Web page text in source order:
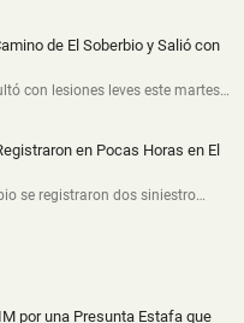
de El Soberbio y Salió con
con lesiones leves este martes…
en Pocas Horas en El
se registraron dos siniestro…
por una Presunta Estafa que